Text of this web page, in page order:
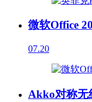
微软Office
07.20
Akko对称无